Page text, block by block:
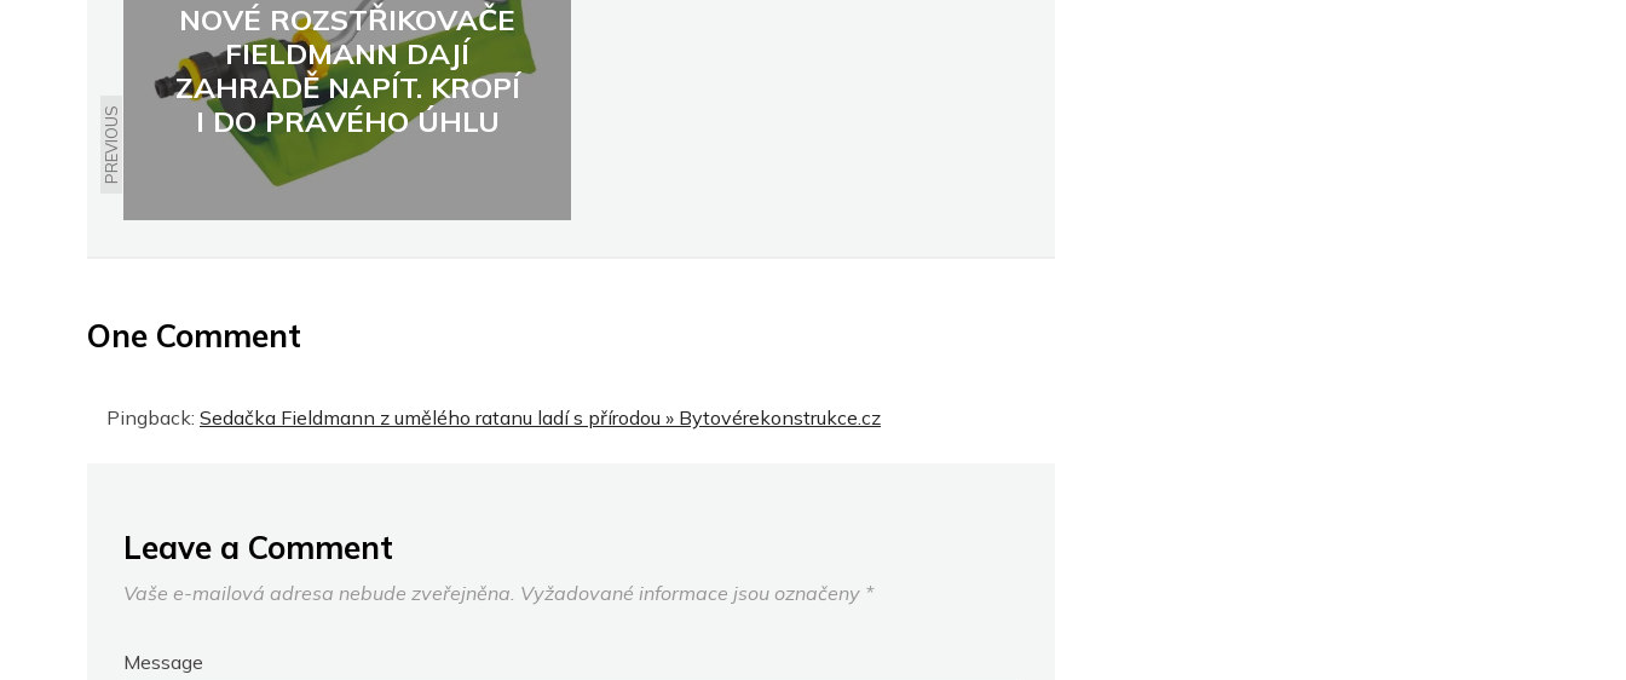
PREVIOUS
NOVÉ ROZSTŘIKOVAČE
FIELDMANN DAJÍ
ZAHRADĚ NAPÍT. KROPÍ
I DO PRAVÉHO ÚHLU
One Comment
Pingback: Sedačka Fieldmann z umělého ratanu ladí s přírodou » Bytovérekonstrukce.cz
Leave a Comment
Vaše e-mailová adresa nebude zveřejněna. Vyžadované informace jsou označeny *
Message